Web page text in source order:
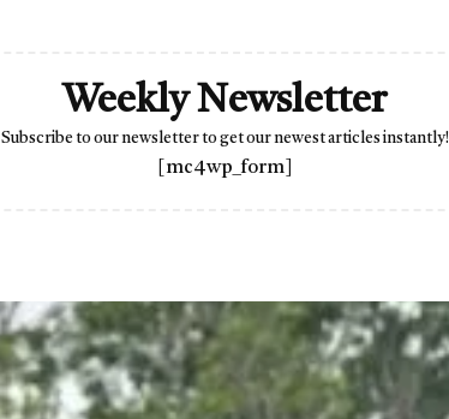
Weekly Newsletter
Subscribe to our newsletter to get our newest articles instantly!
[mc4wp_form]